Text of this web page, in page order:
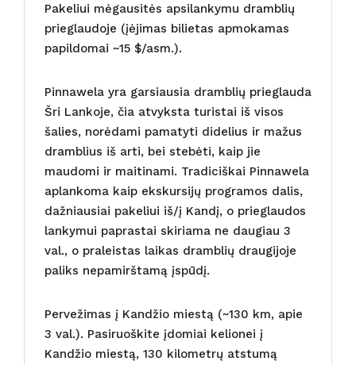
Pakeliui mėgausitės apsilankymu dramblių
prieglaudoje (įėjimas bilietas apmokamas
papildomai ~15 $/asm.).
Pinnawela yra garsiausia dramblių prieglauda
Šri Lankoje, čia atvyksta turistai iš visos
šalies, norėdami pamatyti didelius ir mažus
dramblius iš arti, bei stebėti, kaip jie
maudomi ir maitinami. Tradiciškai Pinnawela
aplankoma kaip ekskursijų programos dalis,
dažniausiai pakeliui iš/į Kandį, o prieglaudos
lankymui paprastai skiriama ne daugiau 3
val., o praleistas laikas dramblių draugijoje
paliks nepamirštamą įspūdį.
Pervežimas į Kandžio miestą (~130 km, apie
3 val.). Pasiruoškite įdomiai kelionei į
Kandžio miestą, 130 kilometrų atstumą